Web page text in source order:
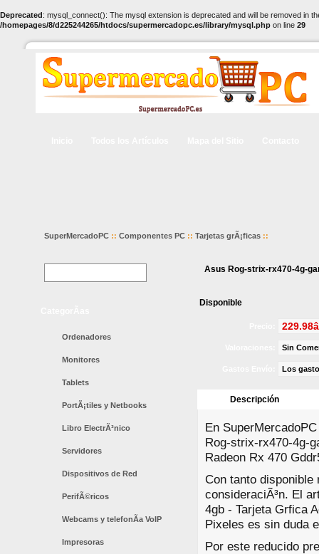
Deprecated: mysql_connect(): The mysql extension is deprecated and will be removed in
/homepages/8/d225244265/htdocs/supermercadopc.es/library/mysql.php on line 29
SuperMercadoPC :: Componentes PC :: Tarjetas grÃ¡ficas ::
Ordenadores
Monitores
Tablets
PortÃ¡tiles y Netbooks
Libro ElectrÃ³nico
Servidores
Dispositivos de Red
PerifÃ©ricos
Webcams y telefonÃ­a VoIP
Impresoras
Asus Rog-strix-rx470-4g-
Disponible
Sin
Los
Descripción
En
Rog-strix-rx470-4g-
Radeon Rx 470
Con tanto disponible
consideraciÃ³n. El
4gb - Tarjeta Grfica
Pixeles es sin duda
Por este reducido